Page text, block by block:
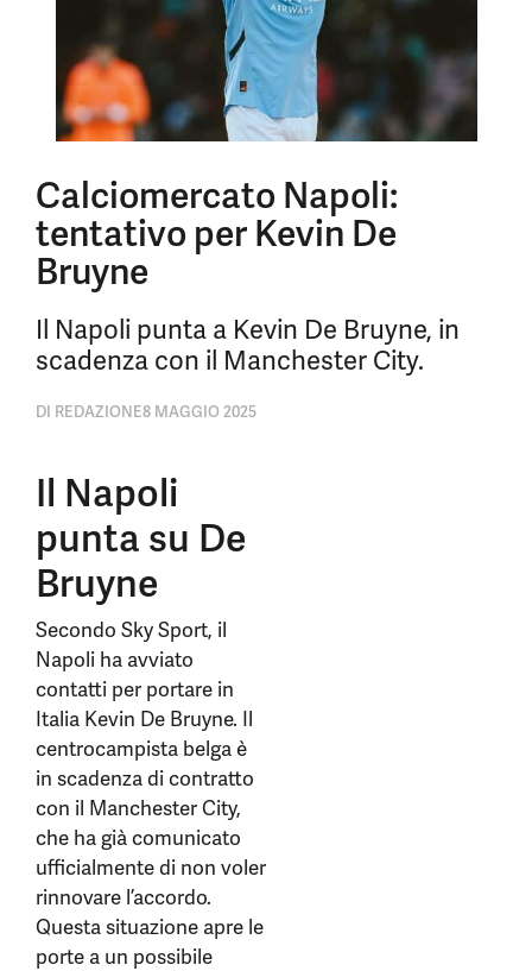
Calciomercato Napoli:
tentativo per Kevin De
Bruyne
Il Napoli punta a Kevin De Bruyne, in
scadenza con il Manchester City.
DI REDAZIONE8 MAGGIO 2025
Il Napoli
punta su De
Bruyne
Secondo Sky Sport, il
Napoli ha avviato
contatti per portare in
Italia Kevin De Bruyne. Il
centrocampista belga è
in scadenza di contratto
con il Manchester City,
che ha già comunicato
ufficialmente di non voler
rinnovare l’accordo.
Questa situazione apre le
porte a un possibile